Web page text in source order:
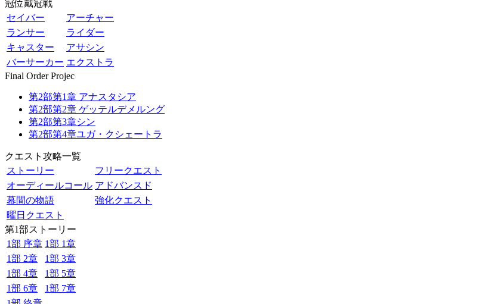
冠位戴冠戦
セイバー
アーチャー
ランサー
ライダー
キャスター
アサシン
バーサーカー エクストラ
Final Order Projec
第2部第1章 アナスタシア
第2部第2章 ゲッテルデメルング
第2部第3章シン
第2部第4章ユガ・クシェートラ
クエスト攻略一覧
ストーリー
フリークエスト
オーディールコール アドバンスド
幕間の物語
強化クエスト
曜日クエスト
第1部ストーリー
1部 序章 1部 1章
1部 2章
1部 3章
1部 4章
1部 5章
1部 6章
1部 7章